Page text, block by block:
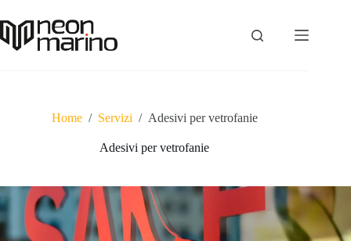
al
contenuto
Home / Servizi / Adesivi per vetrofanie
Adesivi per vetrofanie